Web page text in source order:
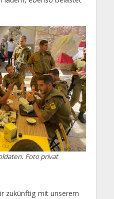
Foto privat
zukünftig mit unserem